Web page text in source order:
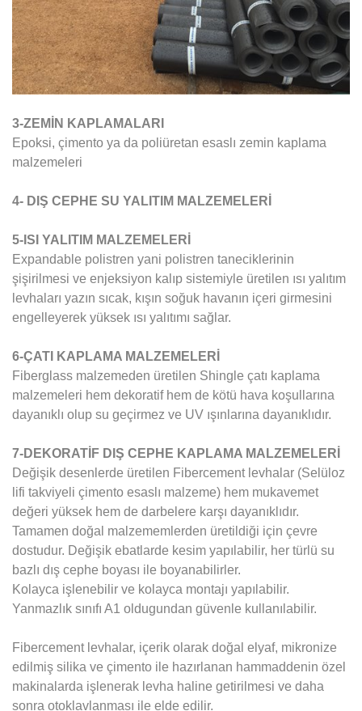
3-ZEMİN KAPLAMALARI
Epoksi, çimento ya da poliüretan esaslı zemin kaplama
malzemeleri
4- DIŞ CEPHE SU YALITIM MALZEMELERİ
5-ISI YALITIM MALZEMELERİ
Expandable polistren yani polistren taneciklerinin
şişirilmesi ve enjeksiyon kalıp sistemiyle üretilen ısı yalıtım
levhaları yazın sıcak, kışın soğuk havanın içeri girmesini
engelleyerek yüksek ısı yalıtımı sağlar.
6-ÇATI KAPLAMA MALZEMELERİ
Fiberglass malzemeden üretilen Shingle çatı kaplama
malzemeleri hem dekoratif hem de kötü hava koşullarına
dayanıklı olup su geçirmez ve UV ışınlarına dayanıklıdır.
7-DEKORATİF DIŞ CEPHE KAPLAMA MALZEMELERİ
Değişik desenlerde üretilen Fibercement levhalar (Selüloz
lifi takviyeli çimento esaslı malzeme) hem mukavemet
değeri yüksek hem de darbelere karşı dayanıklıdır.
Tamamen doğal malzememlerden üretildiği için çevre
dostudur. Değişik ebatlarde kesim yapılabilir, her türlü su
bazlı dış cephe boyası ile boyanabilirler.
Kolayca işlenebilir ve kolayca montajı yapılabilir.
Yanmazlık sınıfı A1 oldugundan güvenle kullanılabilir.
Fibercement levhalar, içerik olarak doğal elyaf, mikronize
edilmiş silika ve çimento ile hazırlanan hammaddenin özel
makinalarda işlenerak levha haline getirilmesi ve daha
sonra otoklavlanması ile elde edilir.